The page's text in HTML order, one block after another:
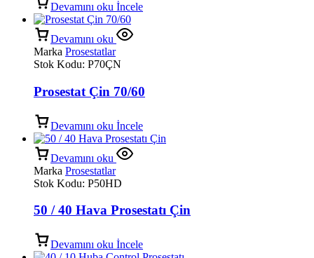
Devamını oku İncele
Devamını oku
Marka Prosestatlar
Stok Kodu: P70ÇN
Prosestat Çin 70/60
Devamını oku İncele
Devamını oku
Marka Prosestatlar
Stok Kodu: P50HD
50 / 40 Hava Prosestatı Çin
Devamını oku İncele